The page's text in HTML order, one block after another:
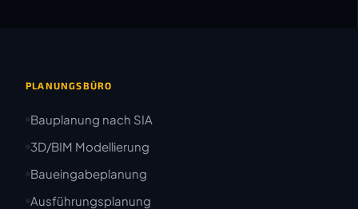
PLANUNGSBÜRO
Bauplanung nach SIA
3D/BIM Modellierung
Baueingabeplanung
Ausführungsplanung